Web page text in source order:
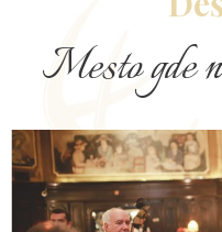
Mesto gde